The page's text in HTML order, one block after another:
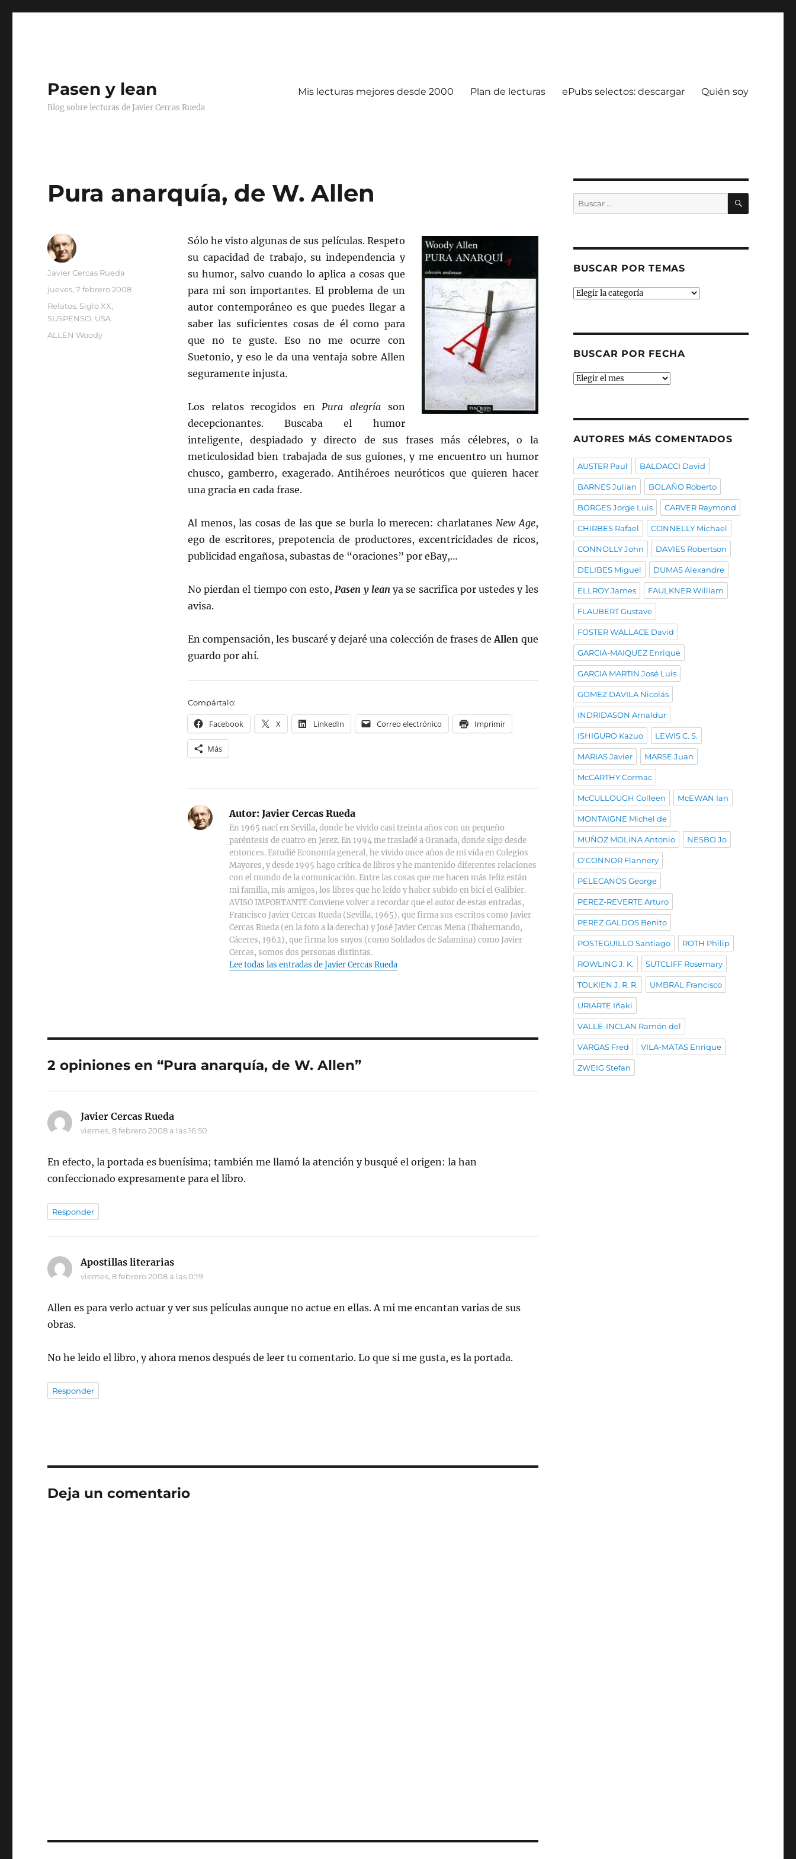
Pasen y lean
Blog sobre lecturas de Javier Cercas Rueda
Mis lecturas mejores desde 2000 Plan de lecturas ePubs selectos: descargar Quién soy
Pura anarquía, de W. Allen
Sólo he visto algunas de sus películas. Respeto
su capacidad de trabajo, su independencia y
su humor, salvo cuando lo aplica a cosas que
para mi son importantes. El problema de un
autor contemporáneo es que puedes llegar a
saber las suficientes cosas de él como para
que no te guste. Eso no me ocurre con
Suetonio, y eso le da una ventaja sobre Allen
seguramente injusta.
Los relatos recogidos enPura alegría son
decepcionantes. Buscaba el humor
inteligente, despiadado y directo de sus frases más célebres, o la
meticulosidad bien trabajada de sus guiones, y me encuentro un humor
chusco, gamberro, exagerado. Antihéroes neuróticos que quieren hacer
una gracia en cada frase.
Al menos, las cosas de las que se burla lo merecen: charlatanes New Age,
ego de escritores, prepotencia de productores, excentricidades de ricos,
publicidad engañosa, subastas de “oraciones” por eBay,…
No pierdan el tiempo con esto,Pasen y leanya se sacrifica por ustedes y les
avisa.
En compensación, les buscaré y dejaré una colección de frases deAllen que
guardo por ahí.
Compártalo:
Facebook X LinkedIn Correo electrónico Imprimir
Más
Autor:Javier Cercas Rueda
En 1965 nací en Sevilla, donde he vivido casi treinta años con un pequeño
paréntesis de cuatro en Jerez. En 1994 me trasladé a Granada, donde sigo desde
entonces. Estudié Economía general, he vivido once años de mi vida en Colegios
Mayores, y desde 1995 hago crítica de libros y he mantenido diferentes relaciones
con el mundo de la comunicación. Entre las cosas que me hacen más feliz están
mi familia, mis amigos, los libros que he leído y haber subido en bici el Galibier.
AVISO IMPORTANTE Conviene volver a recordar que el autor de estas entradas,
Francisco Javier Cercas Rueda (Sevilla, 1965), que firma sus escritos como Javier
Cercas Rueda (en la foto a la derecha) y José Javier Cercas Mena (Ibahernando,
Cáceres, 1962), que firma los suyos (como Soldados de Salamina) como Javier
Cercas, somos dos personas distintas.
Lee todas las entradas de Javier Cercas Rueda
Autor
Javier Cercas Rueda
Publicado
jueves, 7 febrero 2008
Categorías
Relatos Siglo XX
SUSPENSO USA
Etiquetas
ALLEN Woody
2 opiniones en “Pura anarquía, de W. Allen”
Javier Cercas Rueda
viernes, 8 febrero 2008 a las 16:50
En efecto, la portada es buenísima; también me llamó la atención y busqué el origen: la han
confeccionado expresamente para el libro.
Responder
Apostillas literarias
viernes, 8 febrero 2008 a las 0:19
Allen es para verlo actuar y ver sus películas aunque no actue en ellas. A mi me encantan varias de sus
obras.
No he leido el libro, y ahora menos después de leer tu comentario. Lo que si me gusta, es la portada.
Responder
Deja un comentario
Buscar
por:
BUSCAR
BUSCAR POR TEMAS
Buscar
BUSCAR POR FECHA
Buscar
AUTORES MÁS COMENTADOS
AUSTER Paul BALDACCI David
BARNES Julian BOLAÑO Roberto
BORGES Jorge Luis CARVER Raymond
CHIRBES Rafael CONNELLY Michael
CONNOLLY John DAVIES Robertson
DELIBES Miguel DUMAS Alexandre
ELLROY James FAULKNER William
FLAUBERT Gustave
FOSTER WALLACE David
GARCIA-MAIQUEZ Enrique
GARCIA MARTIN José Luis
GOMEZ DAVILA Nicolás
INDRIDASON Arnaldur
ISHIGURO Kazuo LEWIS C. S.
MARIAS Javier MARSE Juan
McCARTHY Cormac
McCULLOUGH Colleen McEWAN Ian
MONTAIGNE Michel de
MUÑOZ MOLINA Antonio NESBO Jo
O'CONNOR Flannery
PELECANOS George
PEREZ-REVERTE Arturo
PEREZ GALDOS Benito
POSTEGUILLO Santiago ROTH Philip
ROWLING J. K. SUTCLIFF Rosemary
TOLKIEN J. R. R. UMBRAL Francisco
URIARTE Iñaki
VALLE-INCLAN Ramón del
VARGAS Fred VILA-MATAS Enrique
ZWEIG Stefan